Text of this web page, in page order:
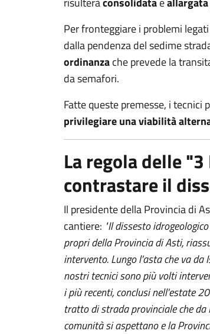
Per fronteggiare i problemi
dalla pendenza del sedime
ordinanzache prevede la
da semafori.
Fatte queste premesse, i
privilegiare una viabilità
La regola delle
contrastare il
Il presidente della Provincia di
cantiere: "Il dissesto
propri della Provincia di Asti,
intervento. Lungo l'asta che va da
nostri tecnici sono più volti
i più recenti, conclusi nell'estate
tratto di strada provinciale che da
comunità si aspettano e la